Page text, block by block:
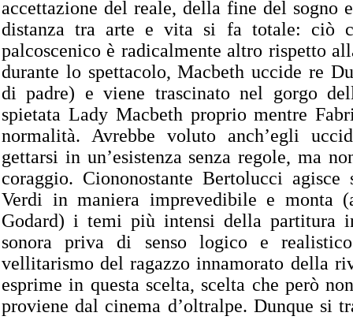
accettazione del reale, della fine del sogno
distanza tra arte e vita si fa totale: ciò
palcoscenico è radicalmente altro rispetto
durante lo spettacolo, Macbeth uccide re
di padre) e viene trascinato nel gorgo
spietata Lady Macbeth proprio mentre
normalità. Avrebbe voluto anch’egli
gettarsi in un’esistenza senza regole, ma
coraggio. Ciononostante Bertolucci
Verdi in maniera imprevedibile e monta
Godard) i temi più intensi della partitura
sonora priva di senso logico e
vellitarismo del ragazzo innamorato della
esprime in questa scelta, scelta che però
proviene dal cinema d’oltralpe. Dunque si